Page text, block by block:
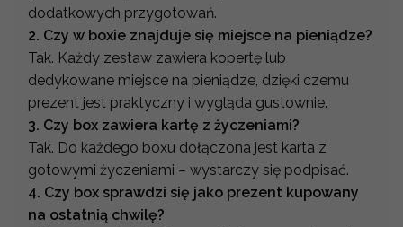
dodatkowych przygotowań.
2. Czy w boxie znajduje się miejsce na pieniądze?
Tak. Każdy zestaw zawiera kopertę lub
dedykowane miejsce na pieniądze, dzięki czemu
prezent jest praktyczny i wygląda gustownie.
3. Czy box zawiera kartę z życzeniami?
Tak. Do każdego boxu dołączona jest karta z
gotowymi życzeniami – wystarczy się podpisać.
4. Czy box sprawdzi się jako prezent kupowany
na ostatnią chwilę?